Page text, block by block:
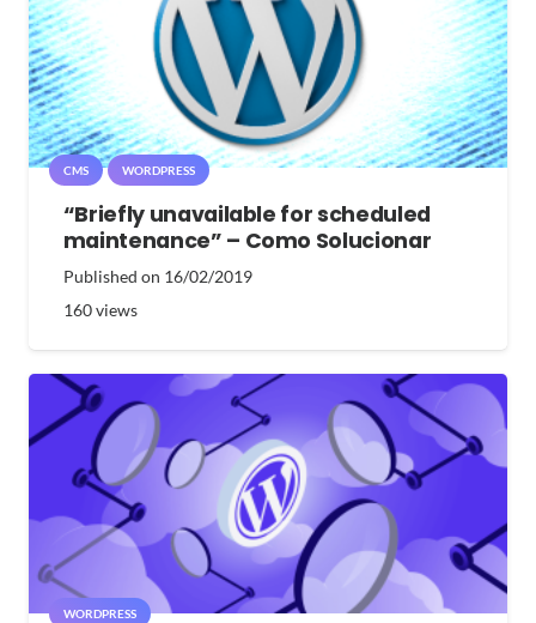
CMS WORDPRESS
“Briefly unavailable for scheduled
maintenance” – Como Solucionar
Published on 16/02/2019
160views
WORDPRESS